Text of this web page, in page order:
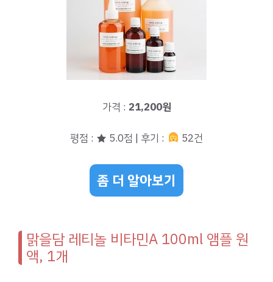
가격 : 21,200원
평점 : ★ 5.0점 | 후기 : 52건
좀 더 알아보기
맑을담 레티놀 비타민A 100ml 앰플 원
액, 1개